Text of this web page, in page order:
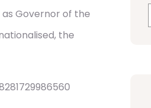
Governor of the
the